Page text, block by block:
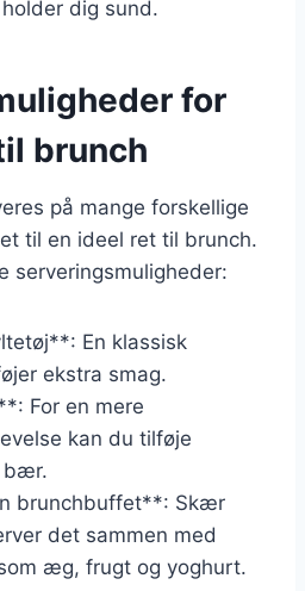
dig sund.
for
brunch
på mange forskellige
til en ideel ret til brunch.
serveringsmuligheder:
En klassisk
ekstra smag.
For en mere
kan du tilføje
bær.
brunchbuffet**: Skær
det sammen med
æg, frugt og yoghurt.